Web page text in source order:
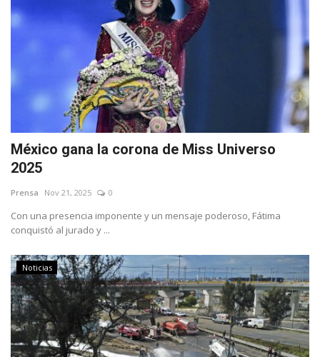
México gana la corona de Miss Universo
2025
Prensa Nov 21, 2025 0
Con una presencia imponente y un mensaje poderoso, Fátima
conquistó al jurado y ...
Noticias